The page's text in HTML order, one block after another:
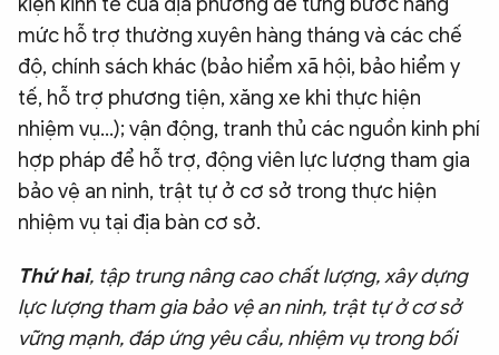
mức hỗ trợ thường xuyên hàng tháng và các chế
độ, chính sách khác (bảo hiểm xã hội, bảo hiểm y
tế, hỗ trợ phương tiện, xăng xe khi thực hiện
nhiệm vụ...); vận động, tranh thủ các nguồn kinh phí
hợp pháp để hỗ trợ, động viên lực lượng tham gia
bảo vệ an ninh, trật tự ở cơ sở trong thực hiện
nhiệm vụ tại địa bàn cơ sở.
Thứ hai, tập trung nâng cao chất lượng, xây dựng
lực lượng tham gia bảo vệ an ninh, trật tự ở cơ sở
vững mạnh, đáp ứng yêu cầu, nhiệm vụ trong bối